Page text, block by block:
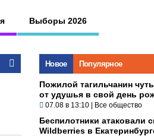
Выборы 2026
Новое Популярное
Пожилой тагильчанин
от удушья в свой день
07.08 в 13:10 | Все общество
Беспилотники атаковали
Wildberries в